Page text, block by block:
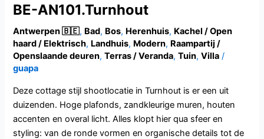
BE-AN101.Turnhout
Antwerpen 🇧🇪, Bad, Bos, Herenhuis, Kachel / Open
haard / Elektrisch, Landhuis, Modern, Raampartij /
Openslaande deuren,Terras / Veranda,Tuin,Villa /
guapa
Deze cottage stijl shootlocatie in Turnhout is er een uit
duizenden. Hoge plafonds, zandkleurige muren, houten
accenten en overal licht. Alles klopt hier qua sfeer en
styling: van de ronde vormen en organische details tot de